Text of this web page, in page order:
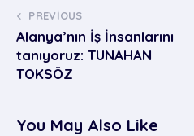
PREVIOUS
Alanya’nın İş İnsanlarını
tanıyoruz: TUNAHAN
TOKSÖZ
You May Also Like